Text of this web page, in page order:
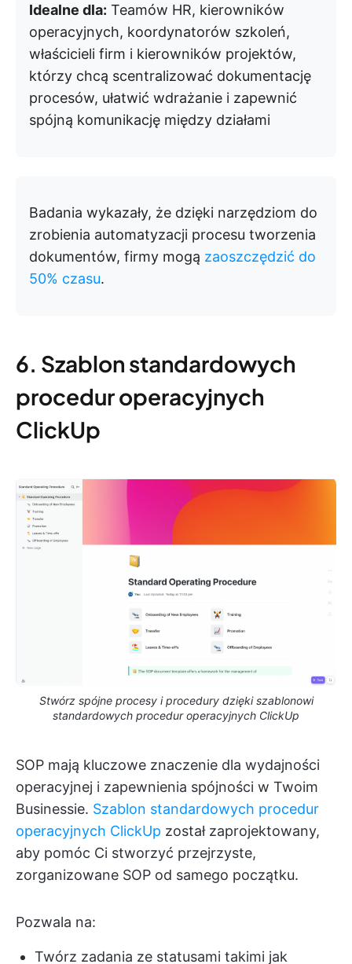
Idealne dla: Teamów HR, kierowników
operacyjnych, koordynatorów szkoleń,
właścicieli firm i kierowników projektów,
którzy chcą scentralizować dokumentację
procesów, ułatwić wdrażanie i zapewnić
spójną komunikację między działami
Badania wykazały, że dzięki narzędziom do
zrobienia automatyzacji procesu tworzenia
dokumentów, firmy mogą zaoszczędzić do
50% czasu.
6. Szablon standardowych
procedur operacyjnych
ClickUp
Stwórz spójne procesy i procedury dzięki szablonowi
standardowych procedur operacyjnych ClickUp
SOP mają kluczowe znaczenie dla wydajności
operacyjnej i zapewnienia spójności w Twoim
Businessie. Szablon standardowych procedur
operacyjnych ClickUp został zaprojektowany,
aby pomóc Ci stworzyć przejrzyste,
zorganizowane SOP od samego początku.
Pozwala na:
Twórz zadania ze statusami takimi jak